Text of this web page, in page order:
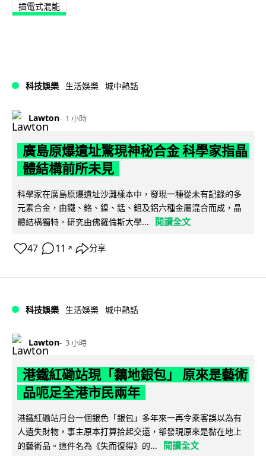
插電式混能
科技娛樂 生活娛樂 城中熱話
Lawton 1 小時
廣島原爆遺址驚現神秘合金 科學家指晶
體結構前所未見
科學家在廣島原爆遺址沙灘樣本中，發現一種從未有記錄的多
元素合金，由鐵、鉻、鎳、錳、鉬及鋁六種金屬混合而成，晶
體結構獨特。研究由佛羅倫斯大學...
閱讀全文
47 11 ↗ 分享
科技娛樂 生活娛樂 城中熱話
Lawton 3 小時
港鐵紅磡站現「黐地銀包」 原來是藝術
品呃足全港市民兩年
港鐵紅磡站月台一個銀色「銀包」多年來一再令乘客誤以為有
人遺失財物，事主原本打算拾起交還，卻發現原來是黏在地上
的藝術品。這件名為《失而復得》的...
閱讀全文